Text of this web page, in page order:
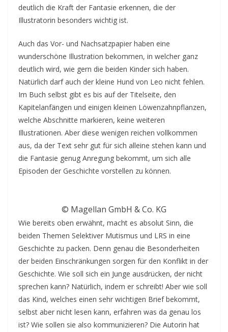
deutlich die Kraft der Fantasie erkennen, die der
Illustratorin besonders wichtig ist.
Auch das Vor- und Nachsatzpapier haben eine
wunderschöne Illustration bekommen, in welcher ganz
deutlich wird, wie gern die beiden Kinder sich haben.
Natürlich darf auch der kleine Hund von Leo nicht fehlen.
Im Buch selbst gibt es bis auf der Titelseite, den
Kapitelanfängen und einigen kleinen Löwenzahnpflanzen,
welche Abschnitte markieren, keine weiteren
Illustrationen. Aber diese wenigen reichen vollkommen
aus, da der Text sehr gut für sich alleine stehen kann und
die Fantasie genug Anregung bekommt, um sich alle
Episoden der Geschichte vorstellen zu können.
© Magellan GmbH & Co. KG
Wie bereits oben erwähnt, macht es absolut Sinn, die
beiden Themen Selektiver Mutismus und LRS in eine
Geschichte zu packen. Denn genau die Besonderheiten
der beiden Einschränkungen sorgen für den Konflikt in der
Geschichte. Wie soll sich ein Junge ausdrücken, der nicht
sprechen kann? Natürlich, indem er schreibt! Aber wie soll
das Kind, welches einen sehr wichtigen Brief bekommt,
selbst aber nicht lesen kann, erfahren was da genau los
ist? Wie sollen sie also kommunizieren? Die Autorin hat